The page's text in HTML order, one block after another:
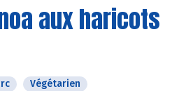
aux haricots
Végétarien